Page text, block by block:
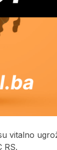
vitalno
RS.